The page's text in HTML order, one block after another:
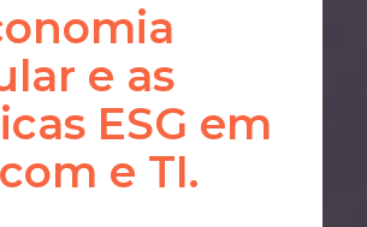
e as
ESG em
e TI.